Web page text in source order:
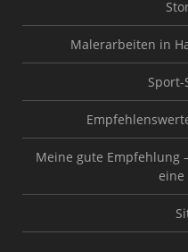
Malerarbeiten in
Meine gute Empfehlung
eine